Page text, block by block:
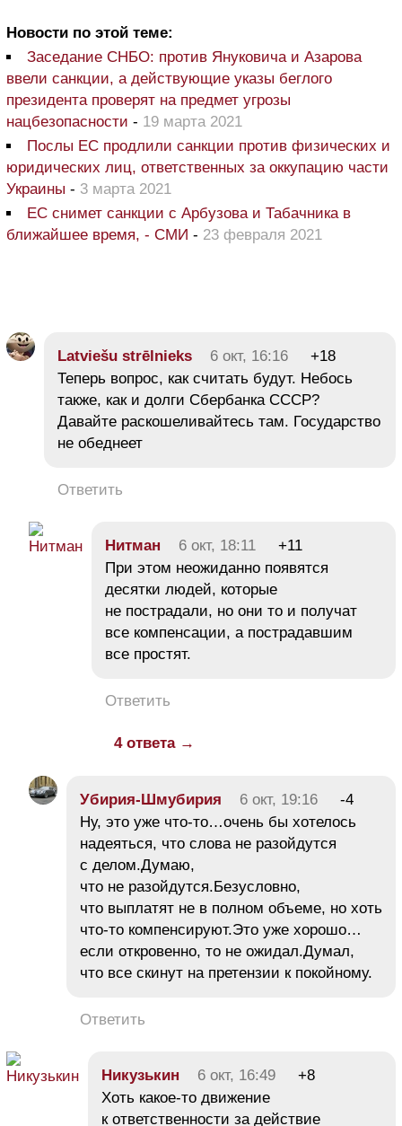
Новости по этой теме:
Заседание СНБО: против Януковича и Азарова
ввели санкции, а действующие указы беглого
президента проверят на предмет угрозы
нацбезопасности - 19 марта 2021
Послы ЕС продлили санкции против физических и
юридических лиц, ответственных за оккупацию части
Украины - 3 марта 2021
ЕС снимет санкции с Арбузова и Табачника в
ближайшее время, - СМИ - 23 февраля 2021
Latviešu strēlnieks 6 окт, 16:16
+18
Теперь вопрос, как считать будут. Небось
также, как и долги Сбербанка СССР?
Давайте раскошеливайтесь там. Государство
не обеднеет
Ответить
Нитман 6 окт, 18:11
+11
При этом неожиданно появятся
десятки людей, которые
не пострадали, но они то и получат
все компенсации, а пострадавшим
все простят.
Ответить
4 ответа →
Убирия-Шмубирия 6 окт, 19:16
-4
Ну, это уже что-то…очень бы хотелось
надеяться, что слова не разойдутся
с делом.Думаю,
что не разойдутся.Безусловно,
что выплатят не в полном объеме, но хоть
что-то компенсируют.Это уже хорошо…
если откровенно, то не ожидал.Думал,
что все скинут на претензии к покойному.
Ответить
Никузькин 6 окт, 16:49
+8
Хоть какое-то движение
к ответственности за действие